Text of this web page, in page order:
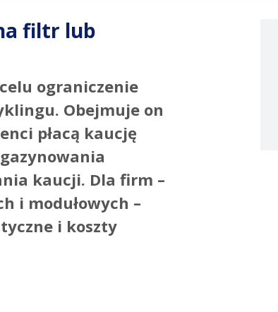
filtr lub
ograniczenie
Obejmuje on
płacą kaucję
kaucji. Dla firm –
i modułowych –
i koszty